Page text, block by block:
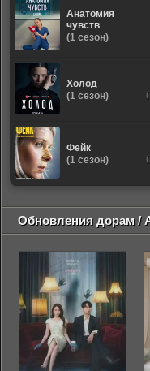
Анатомия
чувств
(1 сезон)
Холод
(1 сезон)
Фейк
(1 сезон)
Обновления дорам /